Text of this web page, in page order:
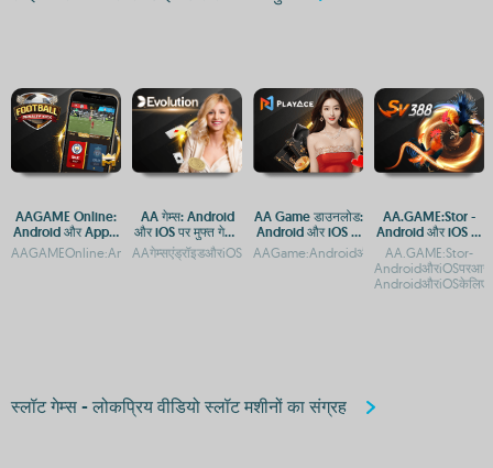
AAGAME Online:
Android और Apple
पर APK डाउनलोड करें
AA गेम्स: Android
और iOS पर मुफ्त गेमिंग
का आनंद
AA Game डाउनलोड:
Android और iOS के
लिए मुफ्त गेमिंग ऐप
AA.GAME:Stor -
Android और iOS पर
मुफ्त में डाउनलोड करें
AA.GAME:Stor-
स्लॉट गेम्स - लोकप्रिय वीडियो स्लॉट मशीनों का संग्रह